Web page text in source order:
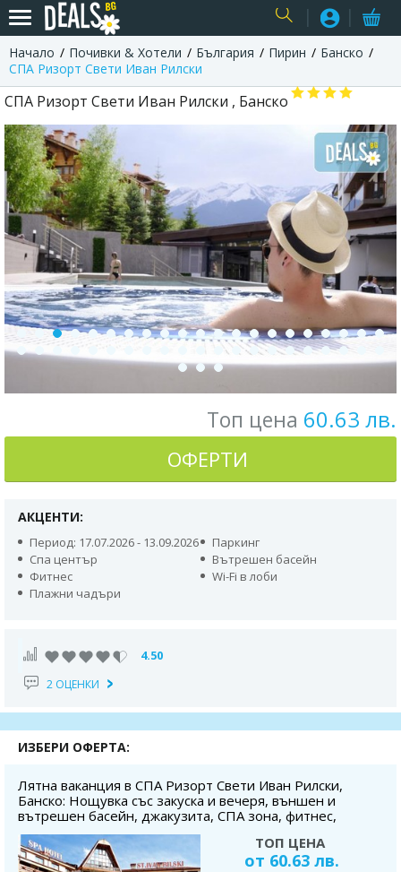
USER
Начало Почивки & Хотели България Пирин
Банско
СПА Ризорт Свети Иван Рилски
СПА Ризорт Свети Иван Рилски , Банско
Топ цена 60.63 лв.
ОФЕРТИ
АКЦЕНТИ:
Период: 17.07.2026 - 13.09.2026
Паркинг
Спа център
Вътрешен басейн
Фитнес
Wi-Fi в лоби
Плажни чадъри
4.50
2 ОЦЕНКИ
ИЗБЕРИ ОФЕРТА:
Лятна ваканция в СПА Ризорт Свети Иван Рилски,
Банско: Нощувка със закуска и вечеря, външен и
вътрешен басейн, джакузита, СПА зона, фитнес,
анимация за деца, безплатно за дете до 5.99г.
ТОП ЦЕНА
от 60.63 лв.